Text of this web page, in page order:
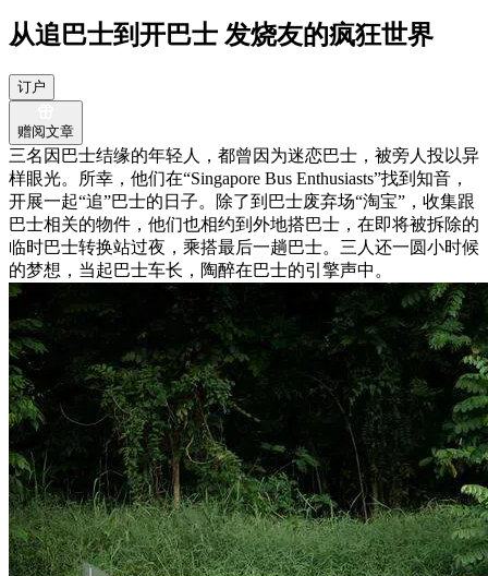
从追巴士到开巴士 发烧友的疯狂世界
订户
赠阅文章
三名因巴士结缘的年轻人，都曾因为迷恋巴士，被旁人投以异
样眼光。所幸，他们在“Singapore Bus Enthusiasts”找到知音，
开展一起“追”巴士的日子。除了到巴士废弃场“淘宝”，收集跟
巴士相关的物件，他们也相约到外地搭巴士，在即将被拆除的
临时巴士转换站过夜，乘搭最后一趟巴士。三人还一圆小时候
的梦想，当起巴士车长，陶醉在巴士的引擎声中。